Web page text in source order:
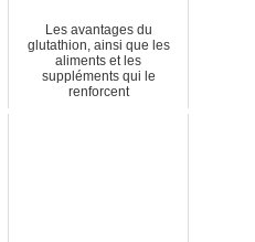
Les avantages du
glutathion, ainsi que les
aliments et les
suppléments qui le
renforcent